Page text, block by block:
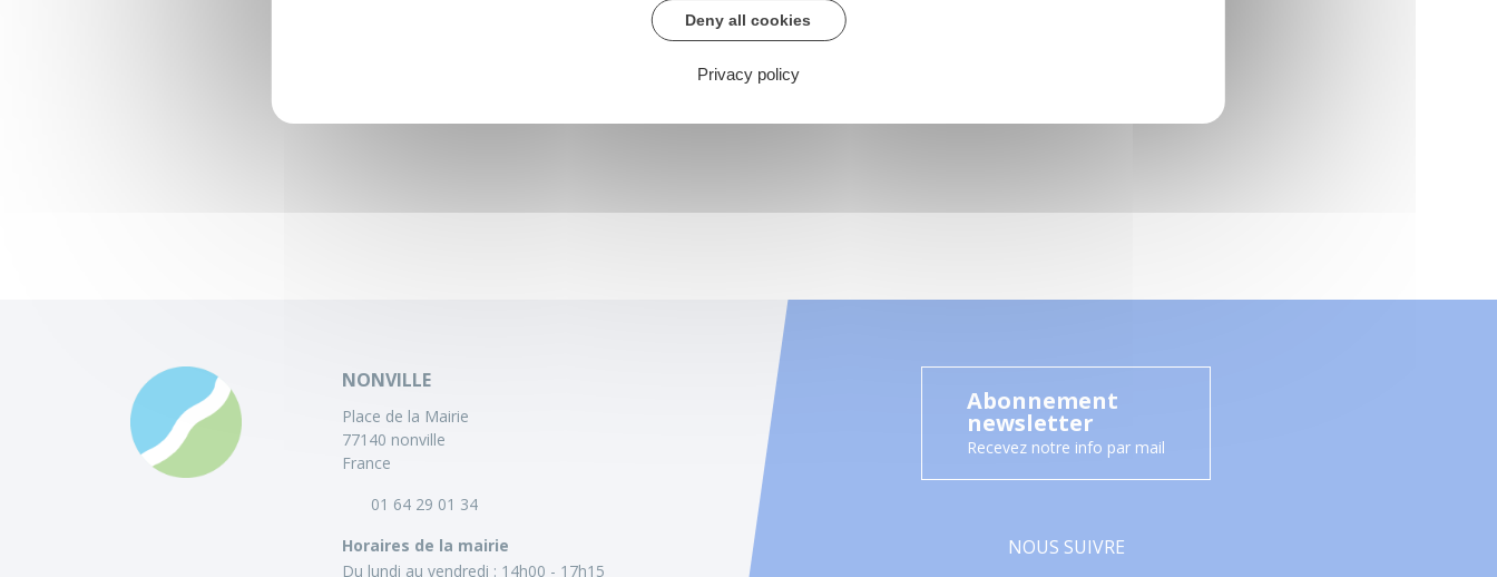
NONVILLE
Place de la Mairie
77140 nonville
France
01 64 29 01 34
Horaires de la mairie
Du lundi au vendredi : 14h00 - 17h15
Abonnement
newsletter
Recevez notre info par mail
NOUS SUIVRE
Deny all cookies
Privacy policy